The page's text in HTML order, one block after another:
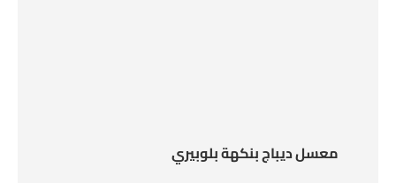
معسل ديباج بنكهة بلوبيري